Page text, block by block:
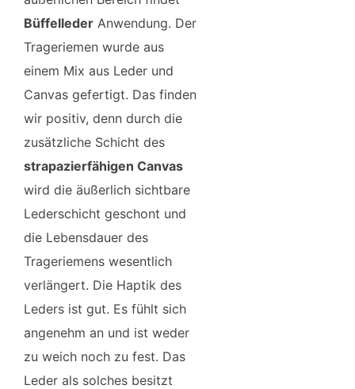
Büffelleder Anwendung. Der
Trageriemen wurde aus
einem Mix aus Leder und
Canvas gefertigt. Das finden
wir positiv, denn durch die
zusätzliche Schicht des
strapazierfähigen Canvas
wird die äußerlich sichtbare
Lederschicht geschont und
die Lebensdauer des
Trageriemens wesentlich
verlängert. Die Haptik des
Leders ist gut. Es fühlt sich
angenehm an und ist weder
zu weich noch zu fest. Das
Leder als solches besitzt